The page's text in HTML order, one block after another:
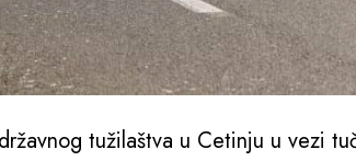
tužilaštva u Cetinju u vezi